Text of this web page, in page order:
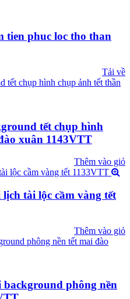
tien phuc loc tho than
Tải về
tết chụp hình
xuân 1143VTT
Thêm vào giỏ
tài lộc cầm vàng tết
Thêm vào giỏ
phông nền